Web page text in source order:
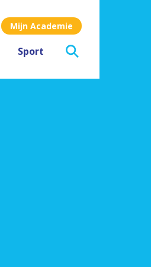
Mijn Academie
Sport